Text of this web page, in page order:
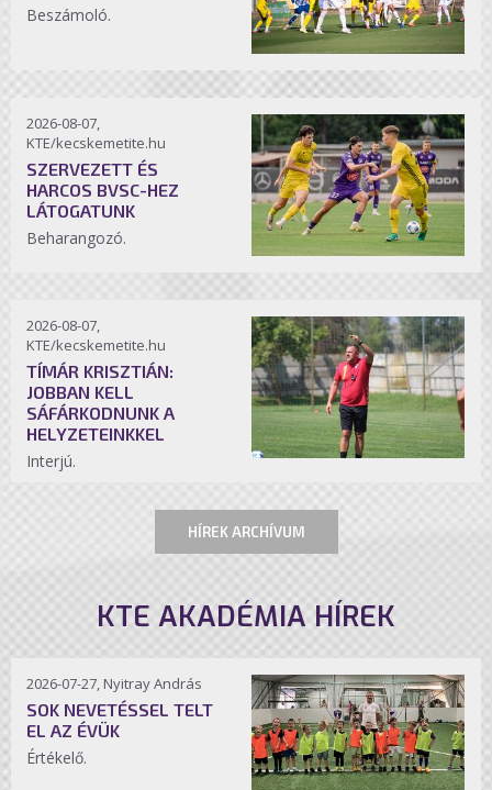
Beszámoló.
2026-08-07,
KTE/kecskemetite.hu
SZERVEZETT ÉS
HARCOS BVSC-HEZ
LÁTOGATUNK
Beharangozó.
2026-08-07,
KTE/kecskemetite.hu
TÍMÁR KRISZTIÁN:
JOBBAN KELL
SÁFÁRKODNUNK A
HELYZETEINKKEL
Interjú.
HÍREK ARCHÍVUM
KTE AKADÉMIA HÍREK
2026-07-27, Nyitray András
SOK NEVETÉSSEL TELT
EL AZ ÉVÜK
Értékelő.